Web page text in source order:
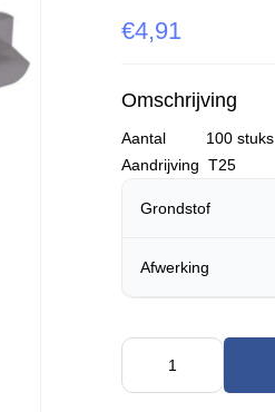
€4,91
Omschrijving
Aantal 100 stuks
Aandrijving T25
Grondstof
Afwerking